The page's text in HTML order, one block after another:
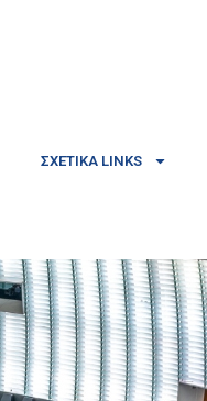
ΣΧΕΤΙΚΆ LINKS